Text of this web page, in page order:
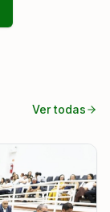
Ver todas